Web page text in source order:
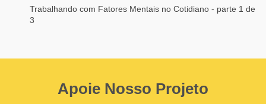
Trabalhando com Fatores Mentais no Cotidiano - parte 1 de
3
Apoie Nosso Projeto